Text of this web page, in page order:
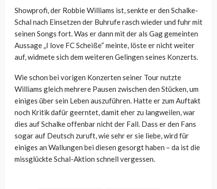
Showprofi, der Robbie Williams ist, senkte er den Schalke-
Schal nach Einsetzen der Buhrufe rasch wieder und fuhr mit
seinen Songs fort. Was er dann mit der als Gag gemeinten
Aussage „I love FC Scheiße“ meinte, löste er nicht weiter
auf, widmete sich dem weiteren Gelingen seines Konzerts.
Wie schon bei vorigen Konzerten seiner Tour nutzte
Williams gleich mehrere Pausen zwischen den Stücken, um
einiges über sein Leben auszuführen. Hatte er zum Auftakt
noch Kritik dafür geerntet, damit eher zu langweilen, war
dies auf Schalke offenbar nicht der Fall. Dass er den Fans
sogar auf Deutsch zuruft, wie sehr er sie liebe, wird für
einiges an Wallungen bei diesen gesorgt haben – da ist die
missglückte Schal-Aktion schnell vergessen.